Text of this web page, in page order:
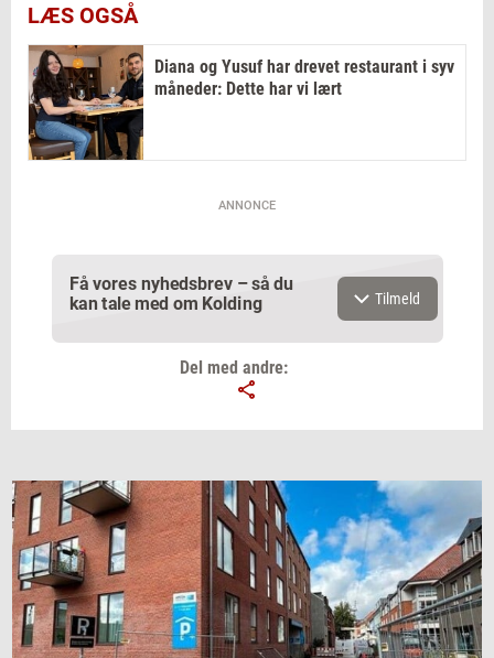
LÆS OGSÅ
Diana og Yusuf har drevet restaurant i syv
måneder: Dette har vi lært
ANNONCE
Få vores nyhedsbrev – så du
kan tale med om Kolding
Navn
Jeg vil gerne modtage et nyhedsoverblik, samt
relevante tilbud og brugerfordele på mail. Det er altid
muligt at afmelde.Privatlivspolitik.
Tilmeld
Del med andre: